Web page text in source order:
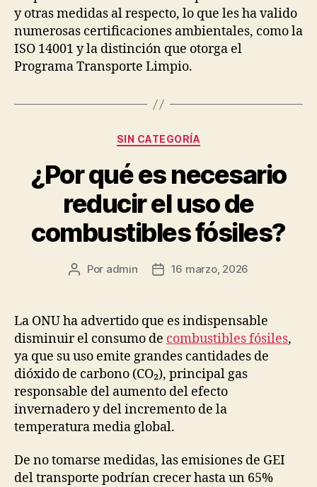
y otras medidas al respecto, lo que les ha valido
numerosas certificaciones ambientales, como la
ISO 14001 y la distinción que otorga el
Programa Transporte Limpio.
Categorías
SIN CATEGORÍA
¿Por qué es necesario
reducir el uso de
combustibles fósiles?
Autor
publicación
Por admin
Fecha
publicación
16 marzo, 2026
La ONU ha advertido que es indispensable
disminuir el consumo de combustibles fósiles,
ya que su uso emite grandes cantidades de
dióxido de carbono (CO₂), principal gas
responsable del aumento del efecto
invernadero y del incremento de la
temperatura media global.
De no tomarse medidas, las emisiones de GEI
del transporte podrían crecer hasta un 65%